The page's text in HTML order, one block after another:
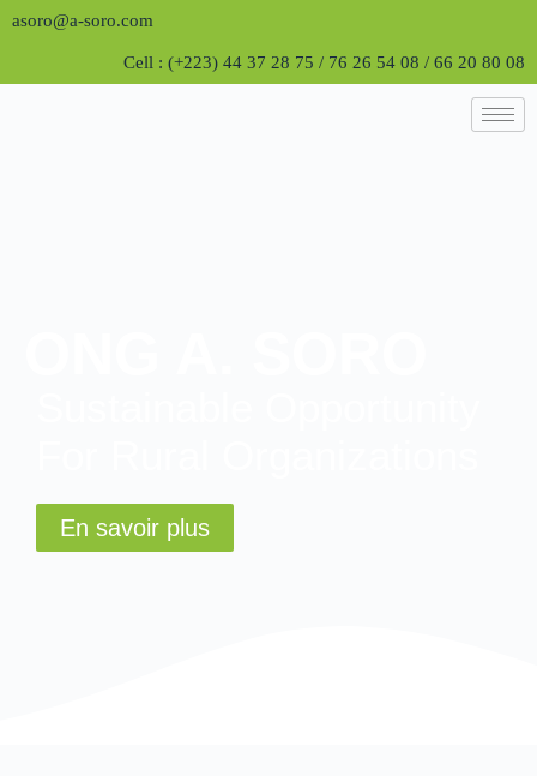
asoro@a-soro.com
Cell : (+223) 44 37 28 75 / 76 26 54 08 / 66 20 80 08
En savoir plus